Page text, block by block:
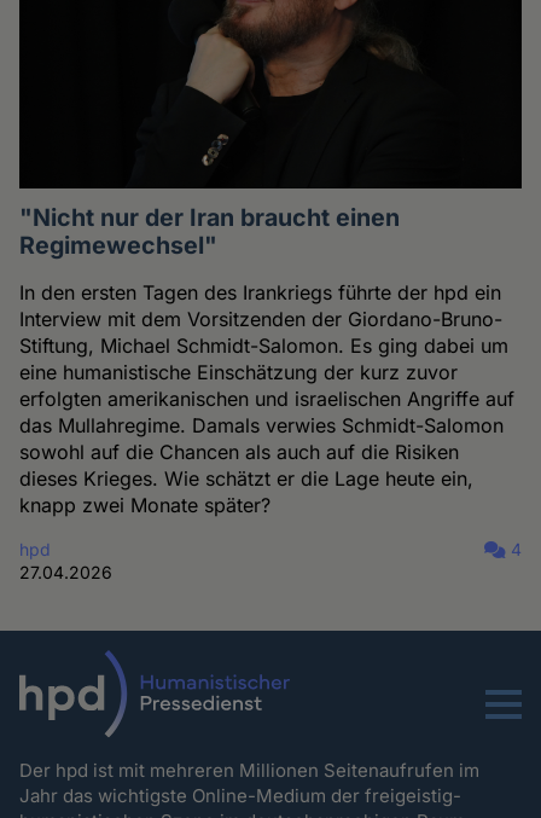
"Nicht nur der Iran braucht einen
Regimewechsel"
In den ersten Tagen des Irankriegs führte der hpd ein
Interview mit dem Vorsitzenden der Giordano-Bruno-
Stiftung, Michael Schmidt-Salomon. Es ging dabei um
eine humanistische Einschätzung der kurz zuvor
erfolgten amerikanischen und israelischen Angriffe auf
das Mullahregime. Damals verwies Schmidt-Salomon
sowohl auf die Chancen als auch auf die Risiken
dieses Krieges. Wie schätzt er die Lage heute ein,
knapp zwei Monate später?
hpd
27.04.2026
4
Menu
Der hpd ist mit mehreren Millionen Seitenaufrufen im
Jahr das wichtigste Online-Medium der freigeistig-